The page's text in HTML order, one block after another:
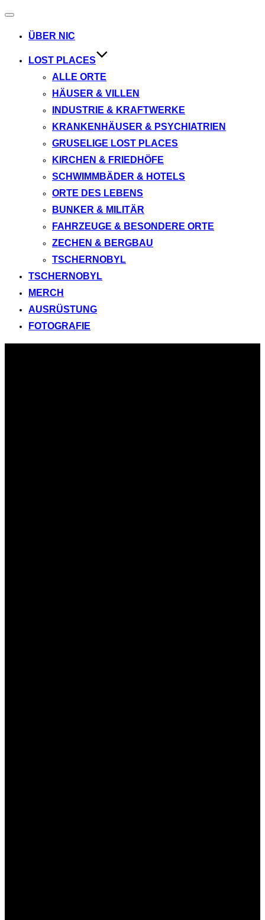
Navigation
ÜBER NIC
LOST PLACES
ALLE ORTE
HÄUSER & VILLEN
INDUSTRIE & KRAFTWERKE
KRANKENHÄUSER & PSYCHIATRIEN
GRUSELIGE LOST PLACES
KIRCHEN & FRIEDHÖFE
SCHWIMMBÄDER & HOTELS
ORTE DES LEBENS
BUNKER & MILITÄR
FAHRZEUGE & BESONDERE ORTE
ZECHEN & BERGBAU
TSCHERNOBYL
TSCHERNOBYL
MERCH
AUSRÜSTUNG
FOTOGRAFIE